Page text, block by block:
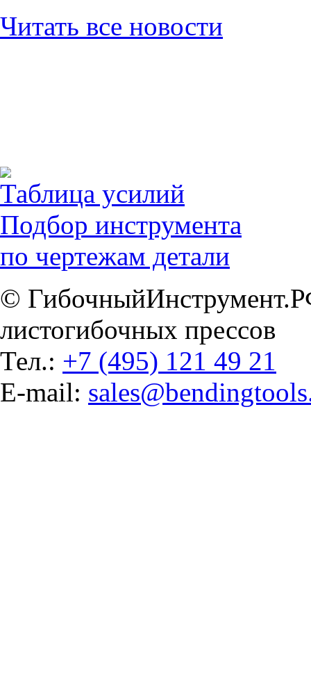
Читать все новости
Таблица усилий
Подбор инструмента
по чертежам детали
©
листогибочных прессов
Тел.: +7 (495) 121 49 21
E-mail: